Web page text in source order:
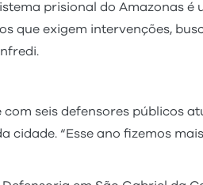
prisional do Amazonas é
que exigem intervenções,
seis defensores públicos
cidade. “Esse ano fizemos